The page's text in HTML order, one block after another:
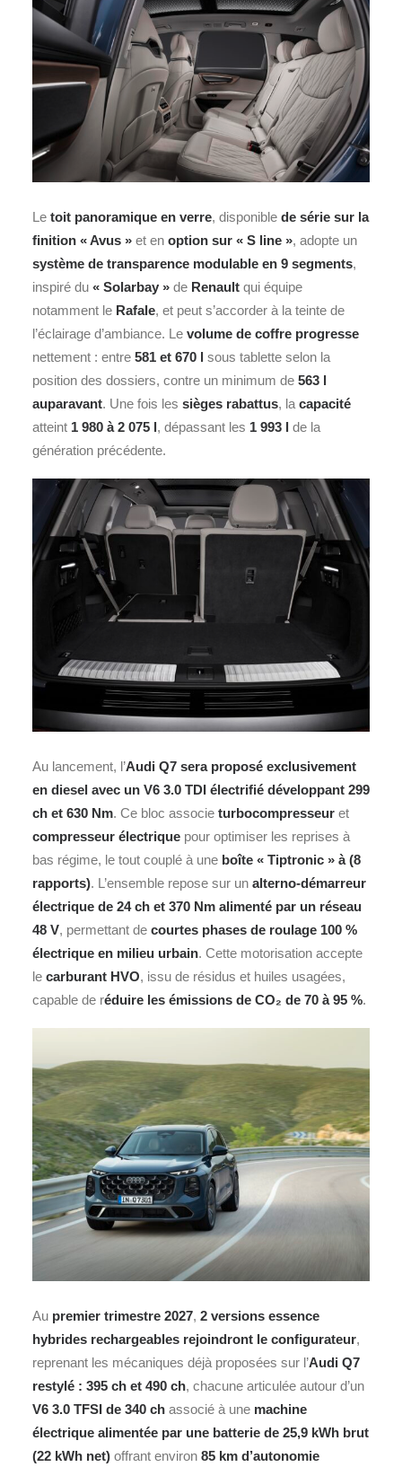
Le toit panoramique en verre, disponible de série sur la
finition « Avus » et en option sur « S line », adopte un
système de transparence modulable en 9 segments,
inspiré du « Solarbay » de Renault qui équipe
notamment le Rafale, et peut s’accorder à la teinte de
l’éclairage d’ambiance. Le volume de coffre progresse
nettement : entre 581 et 670 l sous tablette selon la
position des dossiers, contre un minimum de 563 l
auparavant. Une fois les sièges rabattus, la capacité
atteint 1 980 à 2 075 l, dépassant les 1 993 l de la
génération précédente.
Au lancement, l’Audi Q7 sera proposé exclusivement
en diesel avec un V6 3.0 TDI électrifié développant 299
ch et 630 Nm. Ce bloc associe turbocompresseur et
compresseur électrique pour optimiser les reprises à
bas régime, le tout couplé à une boîte « Tiptronic » à (8
rapports). L’ensemble repose sur un alterno‑démarreur
électrique de 24 ch et 370 Nm alimenté par un réseau
48 V, permettant de courtes phases de roulage 100 %
électrique en milieu urbain. Cette motorisation accepte
le carburant HVO, issu de résidus et huiles usagées,
capable de réduire les émissions de CO₂ de 70 à 95 %.
Au premier trimestre 2027, 2 versions essence
hybrides rechargeables rejoindront le configurateur,
reprenant les mécaniques déjà proposées sur l’Audi Q7
restylé : 395 ch et 490 ch, chacune articulée autour d’un
V6 3.0 TFSI de 340 ch associé à une machine
électrique alimentée par une batterie de 25,9 kWh brut
(22 kWh net) offrant environ 85 km d’autonomie